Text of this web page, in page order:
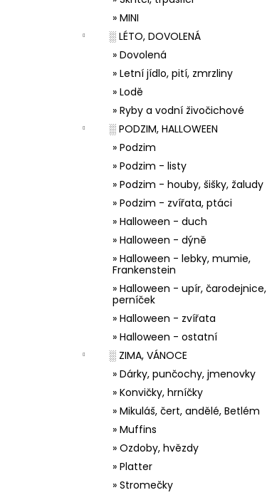
» MINI
░ LÉTO, DOVOLENÁ
» Dovolená
» Letní jídlo, pití, zmrzliny
» Lodě
» Ryby a vodní živočichové
░ PODZIM, HALLOWEEN
» Podzim
» Podzim - listy
» Podzim - houby, šišky, žaludy
» Podzim - zvířata, ptáci
» Halloween - duch
» Halloween - dýně
» Halloween - lebky, mumie,
Frankenstein
» Halloween - upír, čarodejnice,
perníček
» Halloween - zvířata
» Halloween - ostatní
░ ZIMA, VÁNOCE
» Dárky, punčochy, jmenovky
» Konvičky, hrníčky
» Mikuláš, čert, andělé, Betlém
» Muffins
» Ozdoby, hvězdy
» Platter
» Stromečky
33001 ZDOBÍCÍ SÁČEK